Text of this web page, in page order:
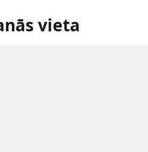
vieta